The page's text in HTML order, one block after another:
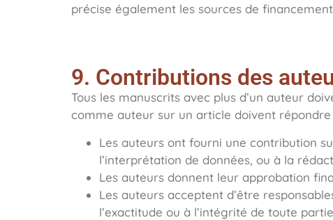
précise également les sources de
9. Contributions des
Tous les manuscrits avec plus d’un auteur
comme auteur sur un article doivent
Les auteurs ont fourni une contribution
l’interprétation de données, ou à la
Les auteurs donnent leur approbation
Les auteurs acceptent d’être
l’exactitude ou à l’intégrité de toute